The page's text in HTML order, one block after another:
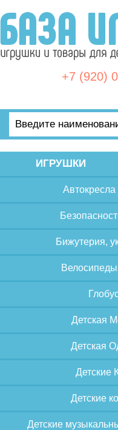
+7 (920)
ИГРУШКИ
Автокресла
Бижутерия,
Велосипеды
Детская
Детская
Детские
Детские
Детские